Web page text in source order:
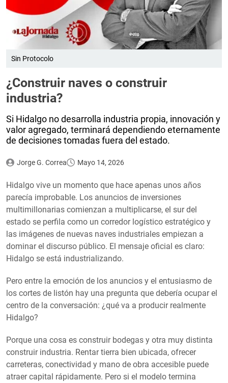
Sin Protocolo
¿Construir naves o construir
industria?
Si Hidalgo no desarrolla industria propia, innovación y
valor agregado, terminará dependiendo eternamente
de decisiones tomadas fuera del estado.
Jorge G. Correa Mayo 14, 2026
Hidalgo vive un momento que hace apenas unos años
parecía improbable. Los anuncios de inversiones
multimillonarias comienzan a multiplicarse, el sur del
estado se perfila como un corredor logístico estratégico y
las imágenes de nuevas naves industriales empiezan a
dominar el discurso público. El mensaje oficial es claro:
Hidalgo se está industrializando.
Pero entre la emoción de los anuncios y el entusiasmo de
los cortes de listón hay una pregunta que debería ocupar el
centro de la conversación: ¿qué va a producir realmente
Hidalgo?
Porque una cosa es construir bodegas y otra muy distinta
construir industria. Rentar tierra bien ubicada, ofrecer
carreteras, conectividad y mano de obra accesible puede
atraer capital rápidamente. Pero si el modelo termina